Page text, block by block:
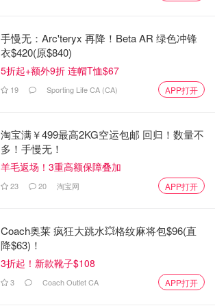
手慢无：Arc'teryx 再降！Beta AR 绿色冲锋
衣$420(原$840)
5折起+额外9折 连帽T恤$67
19 Sporting Life CA (CA) APP打开
淘宝满￥499最高2KG空运包邮 回归！数量不
多！手慢无！
羊毛返场！3重高额保障叠加
23 20 淘宝网 APP打开
Coach奥莱 疯狂大跳水💥格纹麻将包$96(直
降$63)！
3折起！新款靴子$108
3 Coach Outlet CA APP打开